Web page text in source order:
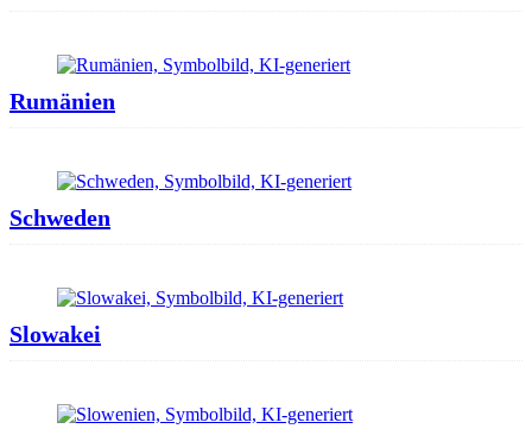
Rumänien
Schweden
Slowakei